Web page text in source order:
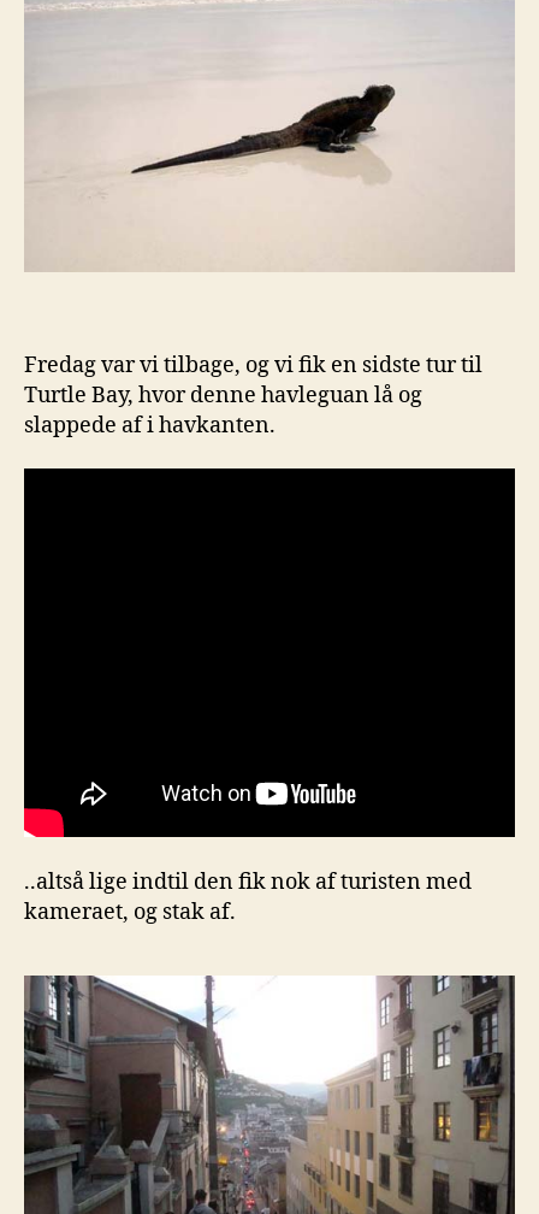
Fredag var vi tilbage, og vi fik en sidste tur til
Turtle Bay, hvor denne havleguan lå og
slappede af i havkanten.
..altså lige indtil den fik nok af turisten med
kameraet, og stak af.